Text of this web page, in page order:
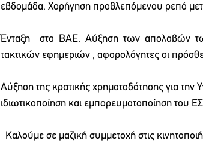
εβδομάδα. Χορήγηση προβλεπόμενου ρεπό
Ένταξη  στα ΒΑΕ. Αύξηση των απολαβών
τακτικών εφημεριών , αφορολόγητες οι
Αύξηση της κρατικής χρηματοδότησης για την
ιδιωτικοποίηση και εμπορευματοποίηση του
Καλούμε σε μαζική συμμετοχή στις